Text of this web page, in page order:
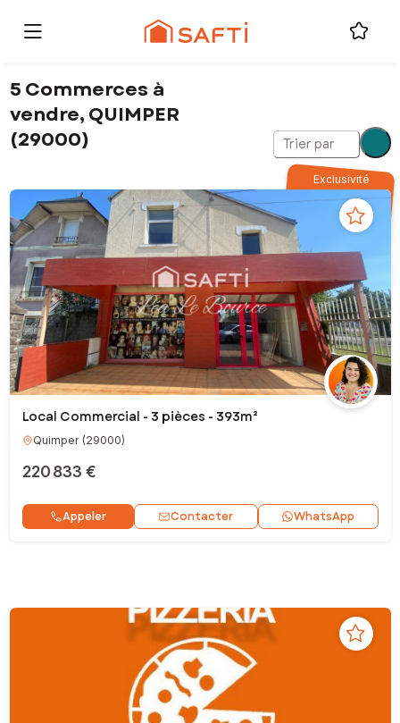
5 Commerces à
vendre, QUIMPER
(29000)
Trier par
Exclusivité
Local Commercial - 3 pièces - 393m²
Quimper(29000)
220 833 €
Appeler Contacter WhatsApp